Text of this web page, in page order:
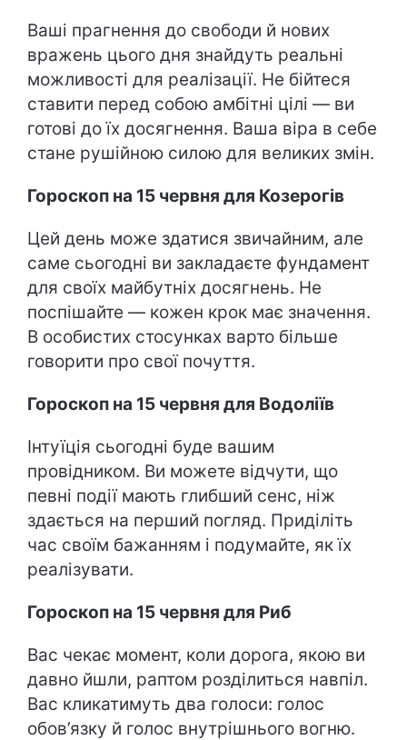
Ваші прагнення до свободи й нових
вражень цього дня знайдуть реальні
можливості для реалізації. Не бійтеся
ставити перед собою амбітні цілі — ви
готові до їх досягнення. Ваша віра в себе
стане рушійною силою для великих змін.
Гороскоп на 15 червня для Козерогів
Цей день може здатися звичайним, але
саме сьогодні ви закладаєте фундамент
для своїх майбутніх досягнень. Не
поспішайте — кожен крок має значення.
В особистих стосунках варто більше
говорити про свої почуття.
Гороскоп на 15 червня для Водоліїв
Інтуїція сьогодні буде вашим
провідником. Ви можете відчути, що
певні події мають глибший сенс, ніж
здається на перший погляд. Приділіть
час своїм бажанням і подумайте, як їх
реалізувати.
Гороскоп на 15 червня для Риб
Вас чекає момент, коли дорога, якою ви
давно йшли, раптом розділиться навпіл.
Вас кликатимуть два голоси: голос
обов’язку й голос внутрішнього вогню.